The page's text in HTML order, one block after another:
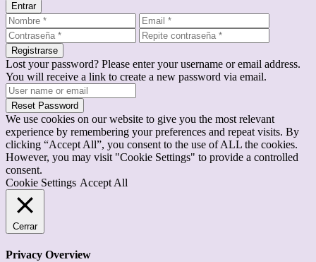
Entrar
Registrarse
Lost your password? Please enter your username or email address.
You will receive a link to create a new password via email.
Reset Password
We use cookies on our website to give you the most relevant
experience by remembering your preferences and repeat visits. By
clicking “Accept All”, you consent to the use of ALL the cookies.
However, you may visit "Cookie Settings" to provide a controlled
consent.
Cookie Settings Accept All
Cerrar
Privacy Overview